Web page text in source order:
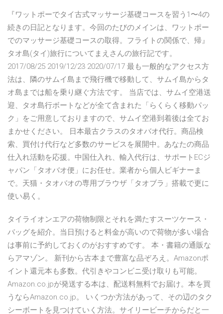
『ワットポーでタイ古式マッサージ基礎コースを習う1〜4の
続きの日記となります。今回のたびのメインは、ワットポー
でのマッサージ基礎コースの取得。フライトの関係で、帰』
タオ島(タイ)旅行についてまえさんの旅行記です。
2017/08/25 2019/12/23 2020/07/17 最も一般的なアクセス方
法は、隣のサムイ島まで飛行機で移動して、サムイ島からタ
オ島までは船を乗り継ぐ方法です。 当店では、サムイ空港送
迎、タオ島行ボートなどが全て含まれた「らくらく移動パッ
ク」をご用意しておりますので、サムイ空港到着後は全てお
まかせください。 日本最古クラスのタオバオ代行。商品検
索、買付け代行など多数のサービスを展開中。あなたの商品
仕入れ活動を応援。中国仕入れ、輸入代行は、サポートECジ
ャパン「タオバオ便」にお任せ。業者から個人ビギナーま
で。天猫・タオバオの専用ブラウザ「タオブラ」搭載で更に
使い易く。
タイライオンエアの荷物制限とそれを満たすスーツケース・
バッグを紹介。当日預けると料金が高いので荷物が多い場合
は事前に予約しておくのがおすすめです。 本・書籍の通販な
らアマゾン。 新刊から古本まで豊富な品ぞろえ。Amazonポ
イント還元本も多数。代引きやコンビニ受け取りも可能。
Amazon.co.jpが発送する本は、配送料無料でお届け。本を買
うならAmazon.co.jp。 いくつか方法があって、その辺のタク
シーボートを見つけていく方法。サイリービーチからだと一